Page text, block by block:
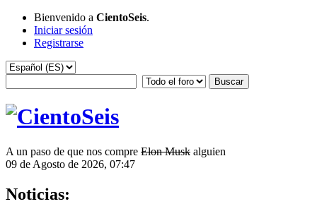
Bienvenido a CientoSeis.
Iniciar sesión
Registrarse
A un paso de que nos compre Elon Musk alguien
09 de Agosto de 2026, 07:47
Noticias: